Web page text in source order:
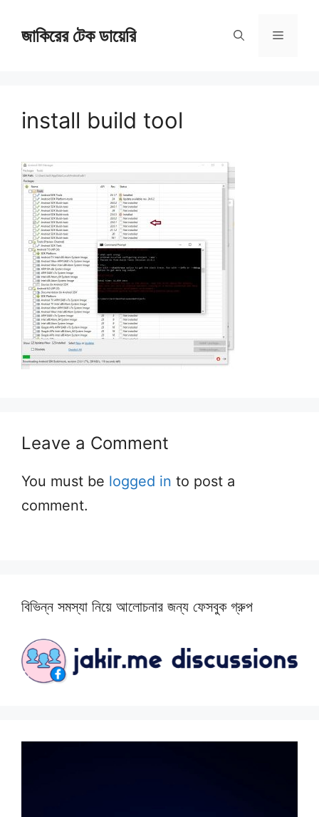
জাকিরের টেক ডায়েরি Menu
install build tool
Leave a Comment
You must be logged in to post a
comment.
বিভিন্ন সমস্যা নিয়ে আলোচনার জন্য ফেসবুক গ্রুপ